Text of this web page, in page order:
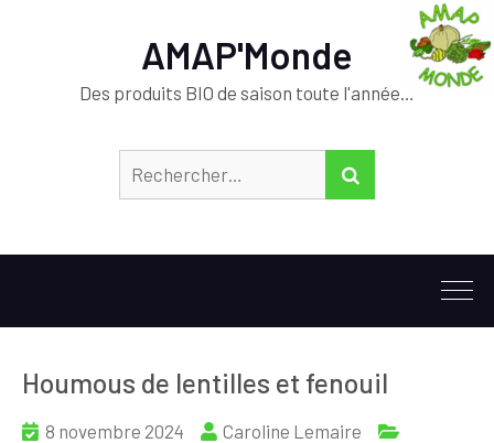
AMAP'Monde
Des produits BIO de saison toute l'année…
Houmous de lentilles et fenouil
8 novembre 2024
Caroline Lemaire